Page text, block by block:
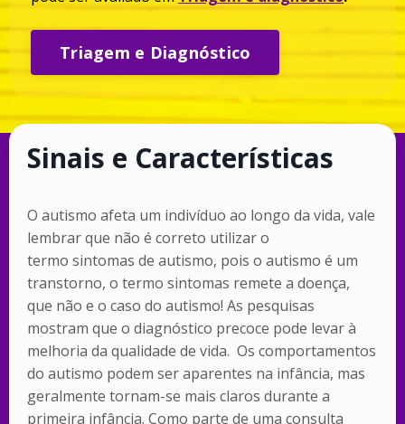
Triagem e Diagnóstico
Sinais e Características
O autismo afeta um indivíduo ao longo da vida, vale
lembrar que não é correto utilizar o
termo sintomas de autismo, pois o autismo é um
transtorno, o termo sintomas remete a doença,
que não e o caso do autismo! As pesquisas
mostram que o diagnóstico precoce pode levar à
melhoria da qualidade de vida. Os comportamentos
do autismo podem ser aparentes na infância, mas
geralmente tornam-se mais claros durante a
primeira infância. Como parte de uma consulta